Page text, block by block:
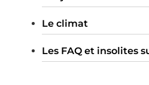
Le climat
Les FAQ et insolites